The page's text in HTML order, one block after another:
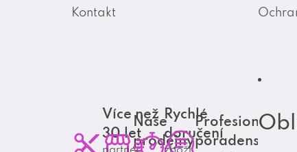
Kontakt
Více než
30 let
partner
Naše
prodejny
Rychlé
doručení
zboží
Profesionální
poradenství